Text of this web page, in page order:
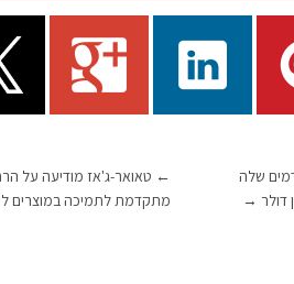
← טאואר-ג'אז מודיעה על
מתקדמת לתמיכה במוצרים
שלה
→